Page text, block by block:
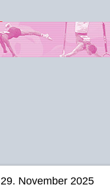
29. November 2025